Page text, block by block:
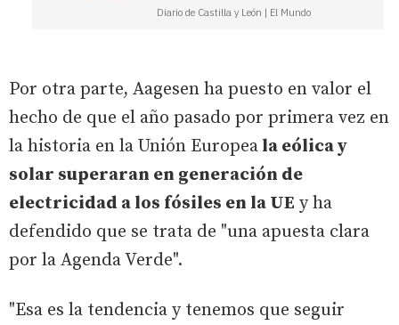
Diario de Castilla y León | El Mundo
Por otra parte, Aagesen ha puesto en valor el
hecho de que el año pasado por primera vez en
la historia en la Unión Europea la eólica y
solar superaran en generación de
electricidad a los fósiles en la UE y ha
defendido que se trata de "una apuesta clara
por la Agenda Verde".
"Esa es la tendencia y tenemos que seguir